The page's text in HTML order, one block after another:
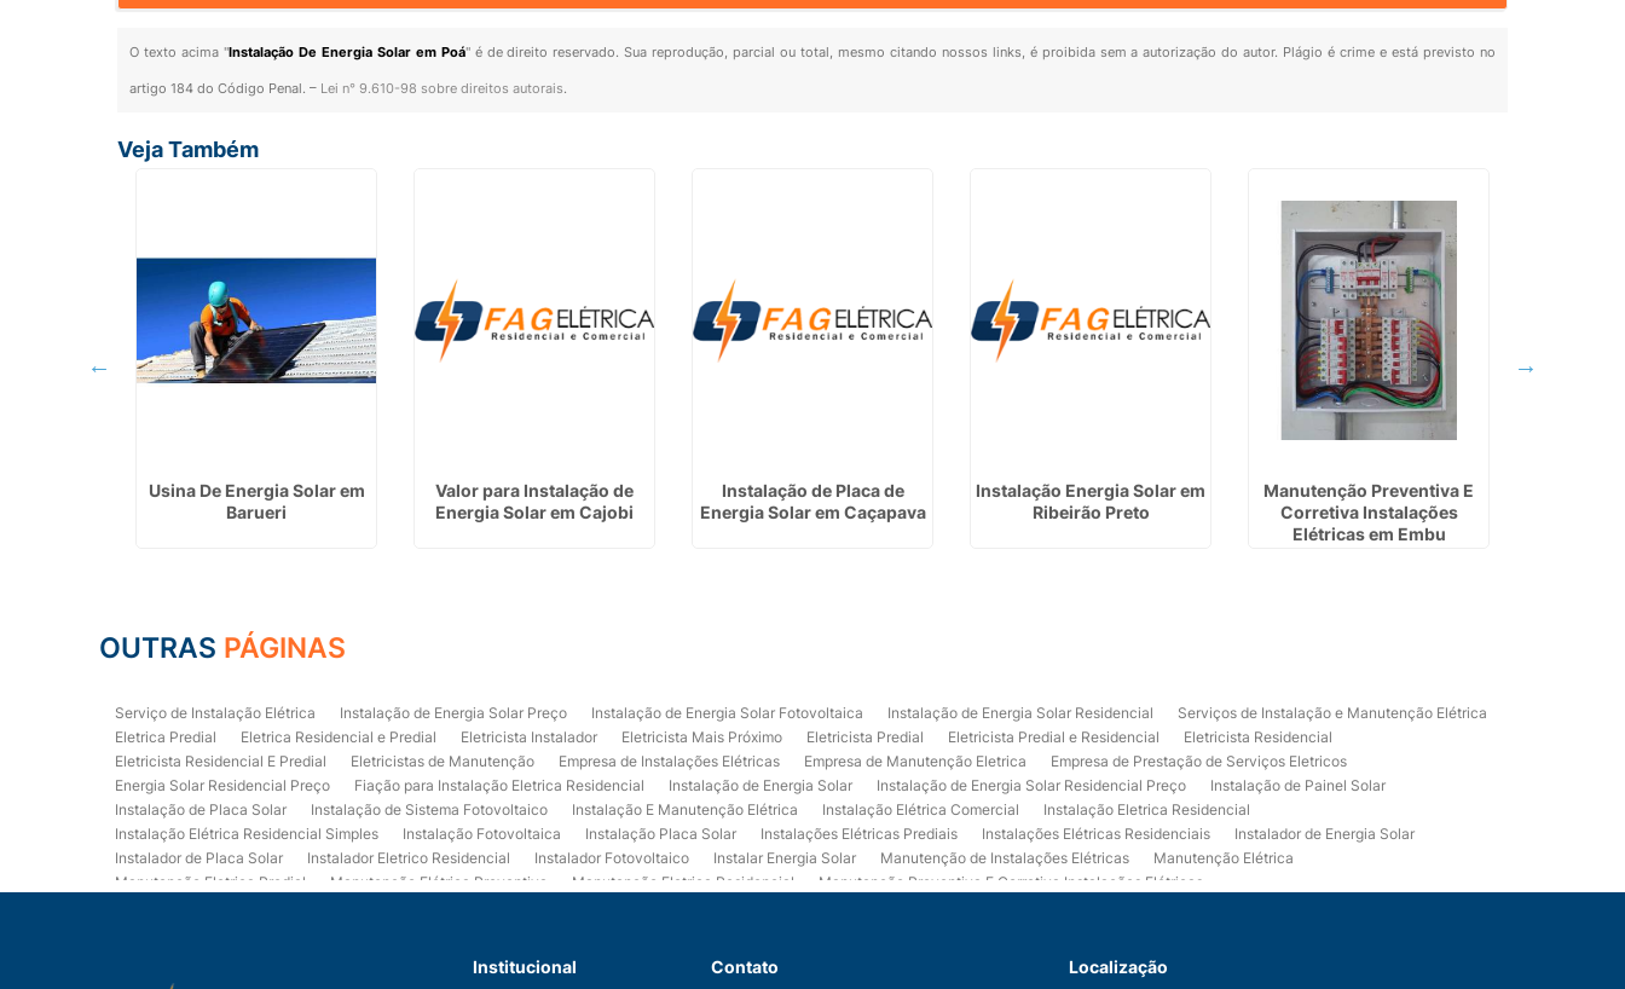
O texto acima "Instalação De Energia Solar em Poá" é de direito reservado. Sua reprodução, parcial ou total, mesmo citando nossos links, é proibida sem a autorização do autor. Plágio é crime e está previsto no
artigo 184 do Código Penal. – Lei n° 9.610-98 sobre direitos autorais.
Veja Também
Usina De Energia Solar em
Barueri
Valor para Instalação de
Energia Solar em Cajobi
Instalação de Placa de
Energia Solar em Caçapava
Instalação Energia Solar em
Ribeirão Preto
Manutenção Preventiva E
Corretiva Instalações
Elétricas em Embu
OUTRAS PÁGINAS
Serviço de Instalação Elétrica Instalação de Energia Solar Preço Instalação de Energia Solar Fotovoltaica Instalação de Energia Solar Residencial
Serviços de Instalação e Manutenção Elétrica
Eletrica Predial
Eletrica Residencial e Predial Eletricista Instalador Eletricista Mais Próximo Eletricista Predial Eletricista Predial e Residencial
Eletricista Residencial
Eletricista Residencial E Predial
Eletricistas de Manutenção Empresa de Instalações Elétricas Empresa de Manutenção Eletrica
Empresa de Prestação de Serviços Eletricos
Energia Solar Residencial Preço
Fiação para Instalação Eletrica Residencial Instalação de Energia Solar Instalação de Energia Solar Residencial Preço
Instalação de Painel Solar
Instalação de Placa Solar
Instalação de Sistema Fotovoltaico Instalação E Manutenção Elétrica Instalação Elétrica Comercial
Instalação Eletrica Residencial
Instalação Elétrica Residencial Simples
Instalação Fotovoltaica Instalação Placa Solar Instalações Elétricas Prediais Instalações Elétricas Residenciais
Instalador de Energia Solar
Instalador de Placa Solar
Instalador Eletrico Residencial Instalador Fotovoltaico Instalar Energia Solar Manutenção de Instalações Elétricas
Manutenção Elétrica
Manutenção Eletrica Predial
Manutenção Elétrica Preventiva Manutenção Eletrica Residencial
Manutenção Preventiva E Corretiva Instalações Elétricas
Instalação de Placa de Energia Solar
Quanto Custa a Instalação de Energia Solar Empresa de Instalação de Energia Solar Instalação de Energia Fotovoltaica
Institucional Contato Localização